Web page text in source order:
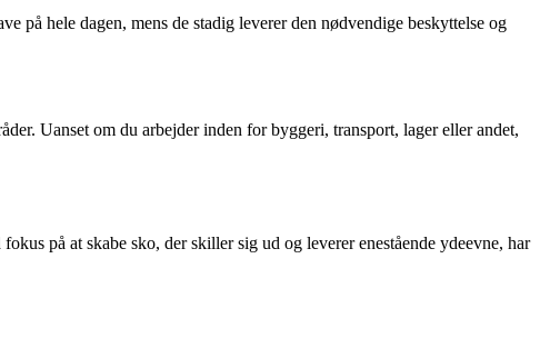
på hele dagen, mens de stadig leverer den nødvendige beskyttelse og
Uanset om du arbejder inden for byggeri, transport, lager eller andet,
på at skabe sko, der skiller sig ud og leverer enestående ydeevne, har